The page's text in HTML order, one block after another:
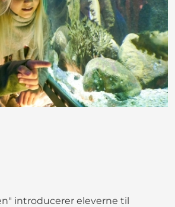
introducerer eleverne til